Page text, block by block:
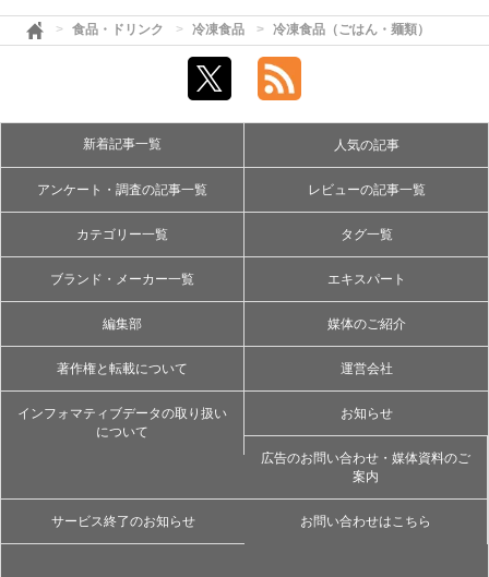
食品・ドリンク 冷凍食品 冷凍食品（ごはん・麺類）
新着記事一覧 人気の記事
アンケート・調査の記事一覧 レビューの記事一覧
カテゴリー一覧 タグ一覧
ブランド・メーカー一覧 エキスパート
編集部 媒体のご紹介
著作権と転載について 運営会社
インフォマティブデータの取り扱い
について
お知らせ
広告のお問い合わせ・媒体資料のご
案内
サービス終了のお知らせ お問い合わせはこちら